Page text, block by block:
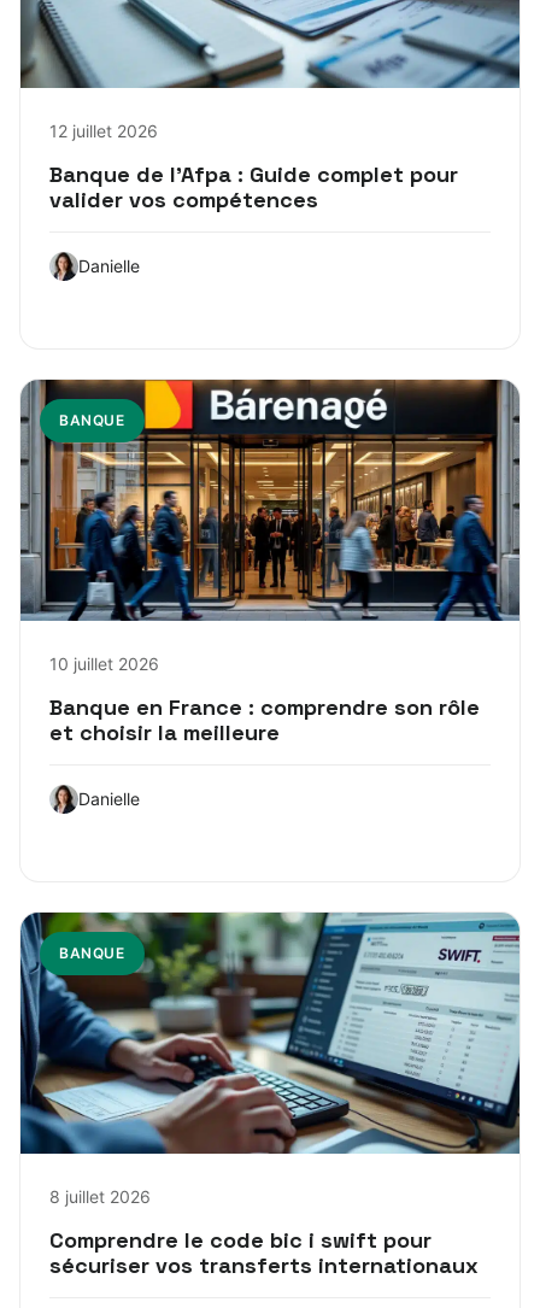
12 juillet 2026
Banque de l’Afpa : Guide complet pour
valider vos compétences
Danielle
BANQUE
10 juillet 2026
Banque en France : comprendre son rôle
et choisir la meilleure
Danielle
BANQUE
8 juillet 2026
Comprendre le code bic i swift pour
sécuriser vos transferts internationaux